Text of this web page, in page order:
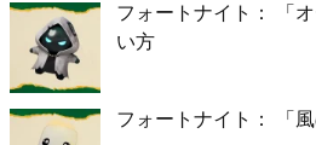
フォートナイト： 「
い方
フォートナイト： 「